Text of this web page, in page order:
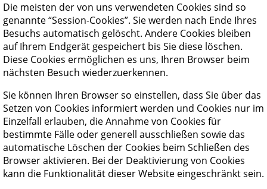
Die meisten der von uns verwendeten Cookies sind so
genannte “Session-Cookies”. Sie werden nach Ende Ihres
Besuchs automatisch gelöscht. Andere Cookies bleiben
auf Ihrem Endgerät gespeichert bis Sie diese löschen.
Diese Cookies ermöglichen es uns, Ihren Browser beim
nächsten Besuch wiederzuerkennen.
Sie können Ihren Browser so einstellen, dass Sie über das
Setzen von Cookies informiert werden und Cookies nur im
Einzelfall erlauben, die Annahme von Cookies für
bestimmte Fälle oder generell ausschließen sowie das
automatische Löschen der Cookies beim Schließen des
Browser aktivieren. Bei der Deaktivierung von Cookies
kann die Funktionalität dieser Website eingeschränkt sein.